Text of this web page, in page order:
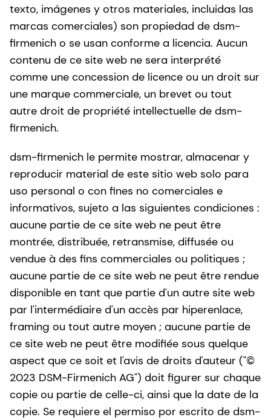
texto, imágenes y otros materiales, incluidas las
marcas comerciales) son propiedad de dsm-
firmenich o se usan conforme a licencia. Aucun
contenu de ce site web ne sera interprété
comme une concession de licence ou un droit sur
une marque commerciale, un brevet ou tout
autre droit de propriété intellectuelle de dsm-
firmenich.
dsm-firmenich le permite mostrar, almacenar y
reproducir material de este sitio web solo para
uso personal o con fines no comerciales e
informativos, sujeto a las siguientes condiciones :
aucune partie de ce site web ne peut être
montrée, distribuée, retransmise, diffusée ou
vendue à des fins commerciales ou politiques ;
aucune partie de ce site web ne peut être rendue
disponible en tant que partie d'un autre site web
par l'intermédiaire d'un accès par hiperenlace,
framing ou tout autre moyen ; aucune partie de
ce site web ne peut être modifiée sous quelque
aspect que ce soit et l'avis de droits d'auteur ("©
2023 DSM-Firmenich AG") doit figurer sur chaque
copie ou partie de celle-ci, ainsi que la date de la
copie. Se requiere el permiso por escrito de dsm-